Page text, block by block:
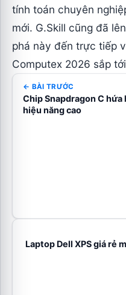
tính toán chuyên
mới. G.Skill cũng đã
phá này đến trực tiếp
Computex 2026 sắp
← BÀI TRƯỚC
Chip Snapdragon C
hiệu năng cao
Laptop Dell XPS giá rẻ